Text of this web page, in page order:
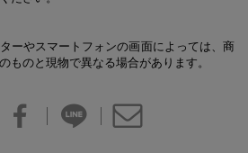
ーやスマートフォンの画面によっては、商
ものと現物で異なる場合があります。